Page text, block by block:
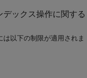
デックス操作に関する
以下の制限が適用されま